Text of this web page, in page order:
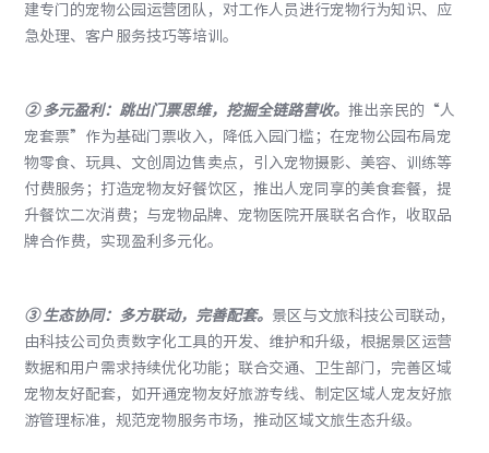
建专门的宠物公园运营团队，对工作人员进行宠物行为知识、应
急处理、客户服务技巧等培训。
② 多元盈利：跳出门票思维，挖掘全链路营收。推出亲民的“人
宠套票”作为基础门票收入，降低入园门槛；在宠物公园布局宠
物零食、玩具、文创周边售卖点，引入宠物摄影、美容、训练等
付费服务；打造宠物友好餐饮区，推出人宠同享的美食套餐，提
升餐饮二次消费；与宠物品牌、宠物医院开展联名合作，收取品
牌合作费，实现盈利多元化。
③ 生态协同：多方联动，完善配套。 景区与文旅科技公司联动，
由科技公司负责数字化工具的开发、维护和升级，根据景区运营
数据和用户需求持续优化功能；联合交通、卫生部门，完善区域
宠物友好配套，如开通宠物友好旅游专线、制定区域人宠友好旅
游管理标准，规范宠物服务市场，推动区域文旅生态升级。